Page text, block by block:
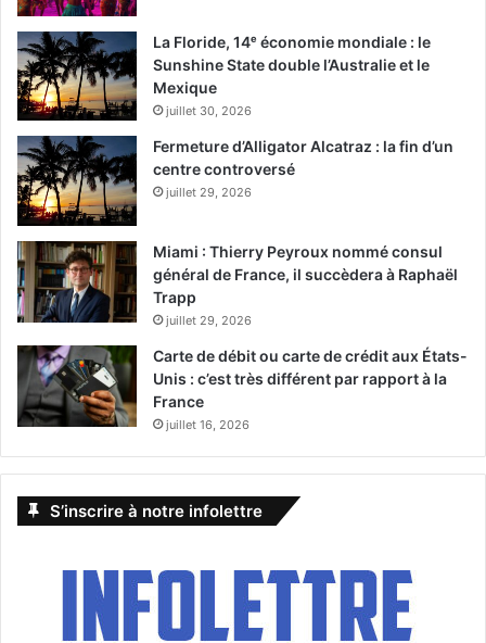
La Floride, 14ᵉ économie mondiale : le
Sunshine State double l’Australie et le
Mexique
juillet 30, 2026
Fermeture d’Alligator Alcatraz : la fin d’un
centre controversé
juillet 29, 2026
Miami : Thierry Peyroux nommé consul
général de France, il succèdera à Raphaël
Trapp
juillet 29, 2026
Carte de débit ou carte de crédit aux États-
Unis : c’est très différent par rapport à la
France
juillet 16, 2026
S’inscrire à notre infolettre